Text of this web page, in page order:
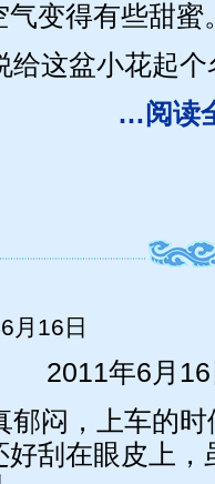
变得有些甜蜜
给这盆小花起个
…阅读
月16日
2011年6月
郁闷，上车的
好刮在眼皮上